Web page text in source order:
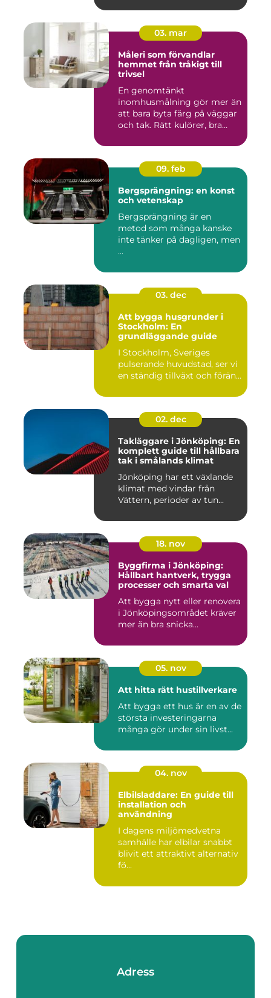
03. mar
Måleri som förvandlar
hemmet från tråkigt till
trivsel
En genomtänkt
inomhusmålning gör mer än
att bara byta färg på väggar
och tak. Rätt kulörer, bra
09. feb
Bergsprängning: en konst
och vetenskap
Bergsprängning är en
metod som många kanske
inte tänker på dagligen, men
...
03. dec
Att bygga husgrunder i
Stockholm: En
grundläggande guide
I Stockholm, Sveriges
pulserande huvudstad, ser vi
en ständig tillväxt och förän...
02. dec
Takläggare i Jönköping: En
komplett guide till hållbara
tak i smålands klimat
Jönköping har ett växlande
klimat med vindar från
Vättern, perioder av tun...
18. nov
Byggfirma i Jönköping:
Hållbart hantverk, trygga
processer och smarta val
Att bygga nytt eller renovera
i Jönköpingsområdet kräver
mer än bra snicka...
05. nov
Att hitta rätt hustillverkare
Att bygga ett hus är en av de
största investeringarna
många gör under sin livst...
04. nov
Elbilsladdare: En guide till
installation och
användning
I dagens miljömedvetna
samhälle har elbilar snabbt
blivit ett attraktivt alternativ
fö...
Adress